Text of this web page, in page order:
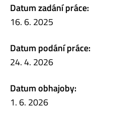
Datum zadání práce:
16. 6. 2025
Datum podání práce:
24. 4. 2026
Datum obhajoby:
1. 6. 2026